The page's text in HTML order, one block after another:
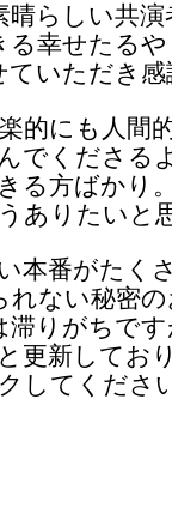
晴らしい共
る幸せたるや
ていただき
的にも人間
でくださる
る方ばかり
ありたいと
本番がたく
れない秘密
滞りがちです
更新してお
してくださ